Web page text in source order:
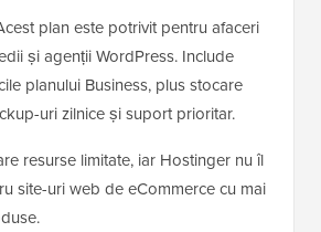
plan este potrivit pentru afaceri
și agenții WordPress. Include
planului Business, plus stocare
uri zilnice și suport prioritar.
resurse limitate, iar Hostinger nu îl
site-uri web de eCommerce cu mai